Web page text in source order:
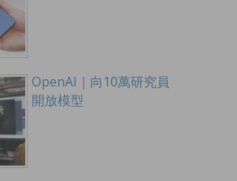
OpenAI｜向10萬研究員
開放模型